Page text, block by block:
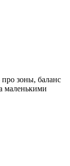
зоны, баланс
маленькими